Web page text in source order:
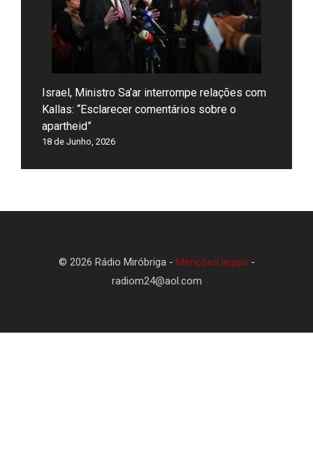
Israel, Ministro Sa’ar interrompe relações com
Kallas: “Esclarecer comentários sobre o
apartheid”
18 de Junho, 2026
© 2026 Rádio Miróbriga - Menções legais -
radiom24@aol.com